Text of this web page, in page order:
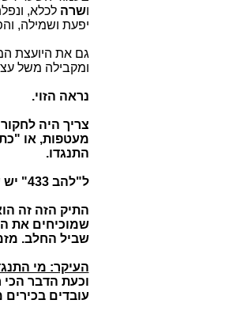
ושרה לכלא,
יפעת ושמילה,
גם את היועצת
ומקבילה משל
נראה הזוי.
צריך היה
מעטפות, או
התנגדו.
ל"להב 433" יש עוד הרבה עבודה להשלים... יש הרבה "חשודים" ולאף לא אחד מהם יש את הכינוי הקצר: ביבי.
התיק הזה זה
שמוכיחים את
שביל החלב.
העיקר: מי
וכעת הדבר
עובדים בכירים